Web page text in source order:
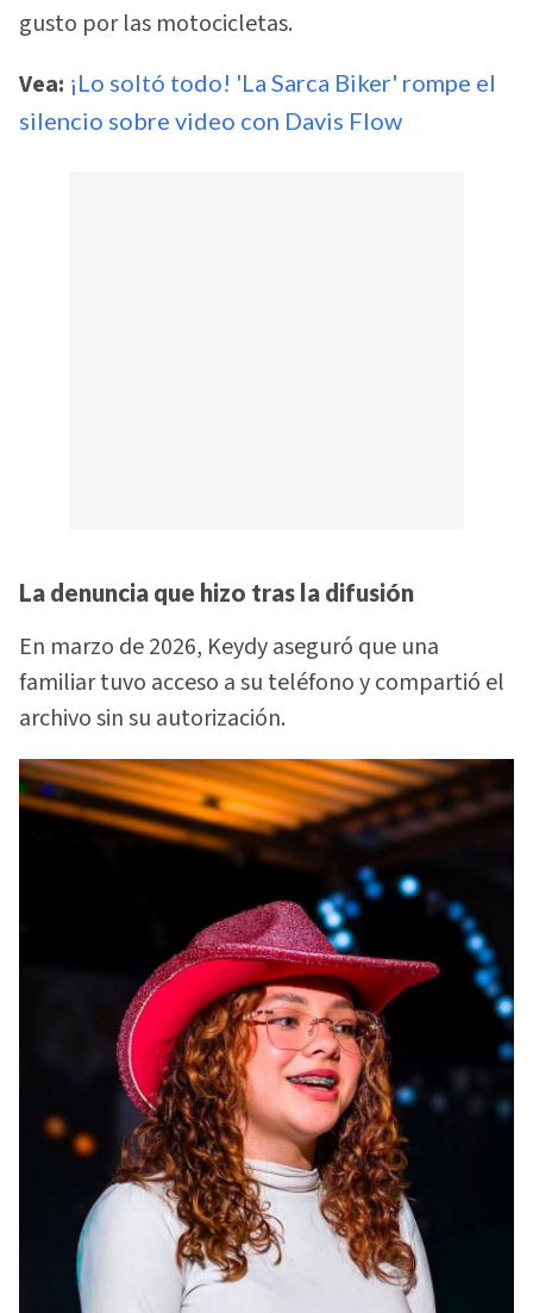
gusto por las motocicletas.
Vea: ¡Lo soltó todo! 'La Sarca Biker' rompe el
silencio sobre video con Davis Flow
La denuncia que hizo tras la difusión
En marzo de 2026, Keydy aseguró que una
familiar tuvo acceso a su teléfono y compartió el
archivo sin su autorización.